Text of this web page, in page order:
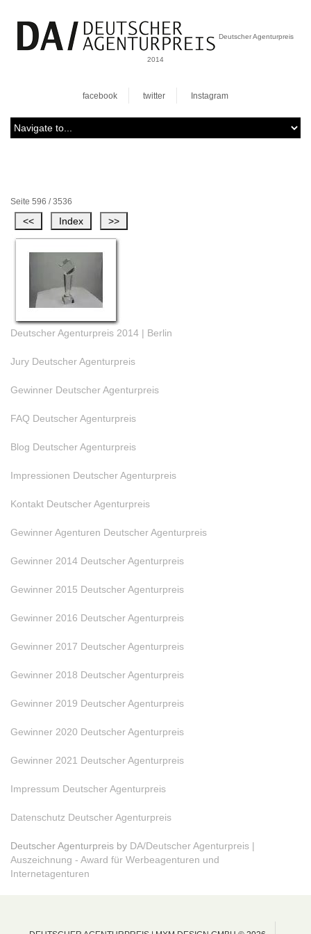
Deutscher Agenturpreis
2014
facebook twitter Instagram
Seite 596 / 3536
Deutscher Agenturpreis 2014 | Berlin
Jury Deutscher Agenturpreis
Gewinner Deutscher Agenturpreis
FAQ Deutscher Agenturpreis
Blog Deutscher Agenturpreis
Impressionen Deutscher Agenturpreis
Kontakt Deutscher Agenturpreis
Gewinner Agenturen Deutscher Agenturpreis
Gewinner 2014 Deutscher Agenturpreis
Gewinner 2015 Deutscher Agenturpreis
Gewinner 2016 Deutscher Agenturpreis
Gewinner 2017 Deutscher Agenturpreis
Gewinner 2018 Deutscher Agenturpreis
Gewinner 2019 Deutscher Agenturpreis
Gewinner 2020 Deutscher Agenturpreis
Gewinner 2021 Deutscher Agenturpreis
Impressum Deutscher Agenturpreis
Datenschutz Deutscher Agenturpreis
Deutscher Agenturpreis by DA/Deutscher Agenturpreis |
Auszeichnung - Award für Werbeagenturen und
Internetagenturen